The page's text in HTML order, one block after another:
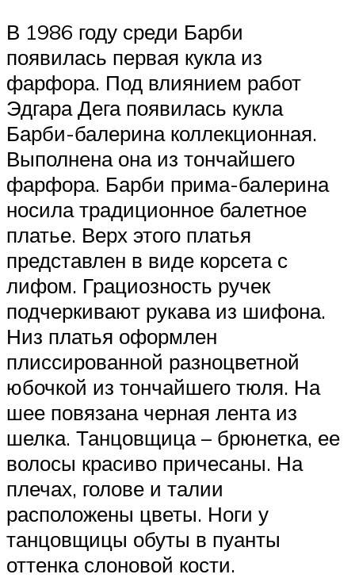
В 1986 году среди Барби
появилась первая кукла из
фарфора. Под влиянием работ
Эдгара Дега появилась кукла
Барби-балерина коллекционная.
Выполнена она из тончайшего
фарфора. Барби прима-балерина
носила традиционное балетное
платье. Верх этого платья
представлен в виде корсета с
лифом. Грациозность ручек
подчеркивают рукава из шифона.
Низ платья оформлен
плиссированной разноцветной
юбочкой из тончайшего тюля. На
шее повязана черная лента из
шелка. Танцовщица – брюнетка, ее
волосы красиво причесаны. На
плечах, голове и талии
расположены цветы. Ноги у
танцовщицы обуты в пуанты
оттенка слоновой кости.